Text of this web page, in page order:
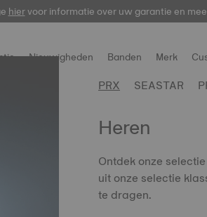
hiervoor informatie over uw garantie en
Nieuwigheden Banden Merk
PRX SEASTAR
Heren
Ontdek onze
uit onze selectie
te dragen.